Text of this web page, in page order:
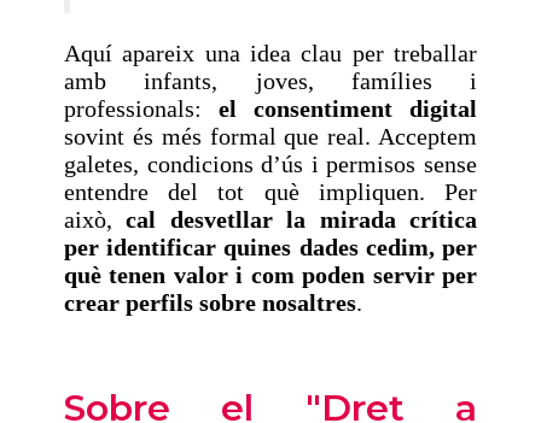
Aquí apareix una idea clau per treballar
amb infants, joves, famílies i
professionals: el consentiment digital
sovint és més formal que real. Acceptem
galetes, condicions d’ús i permisos sense
entendre del tot què impliquen. Per
això,cal desvetllar la mirada crítica
per identificar quines dades cedim, per
què tenen valor i com poden servir per
crear perfils sobre nosaltres.
Sobre el "Dret a